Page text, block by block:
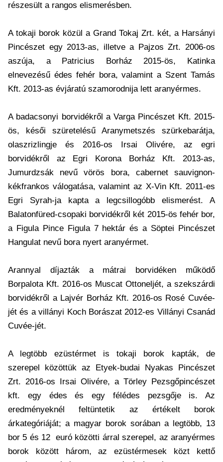
részesült a rangos elismerésben.
A tokaji borok közül a Grand Tokaj Zrt. két, a Harsányi
Pincészet egy 2013-as, illetve a Pajzos Zrt. 2006-os
aszúja, a Patricius Borház 2015-ös, Katinka
elnevezésű édes fehér bora, valamint a Szent Tamás
Kft. 2013-as évjáratú szamorodnija lett aranyérmes.
A badacsonyi borvidékről a Varga Pincészet Kft. 2015-
ös, késői szüretelésű Aranymetszés szürkebarátja,
olaszrizlingje és 2016-os Irsai Olivére, az egri
borvidékről az Egri Korona Borház Kft. 2013-as,
Jumurdzsák nevű vörös bora, cabernet sauvignon-
kékfrankos válogatása, valamint az X-Vin Kft. 2011-es
Egri Syrah-ja kapta a legcsillogóbb elismerést. A
Balatonfüred-csopaki borvidékről két 2015-ös fehér bor,
a Figula Pince Figula 7 hektár és a Söptei Pincészet
Hangulat nevű bora nyert aranyérmet.
Arannyal díjazták a mátrai borvidéken működő
Borpalota Kft. 2016-os Muscat Ottoneljét, a szekszárdi
borvidékről a Lajvér Borház Kft. 2016-os Rosé Cuvée-
jét és a villányi Koch Borászat 2012-es Villányi Csanád
Cuvée-jét.
A legtöbb ezüstérmet is tokaji borok kapták, de
szerepel közöttük az Etyek-budai Nyakas Pincészet
Zrt. 2016-os Irsai Olivére, a Törley Pezsgőpincészet
kft. egy édes és egy félédes pezsgője is. Az
eredményeknél feltüntetik az értékelt borok
árkategóriáját; a magyar borok sorában a legtöbb, 13
bor 5 és 12 euró közötti árral szerepel, az aranyérmes
borok között három, az ezüstérmesek közt kettő